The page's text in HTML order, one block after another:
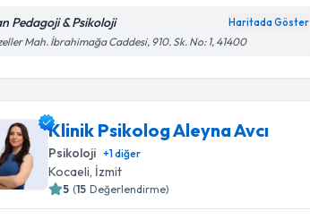
Pedagoji & Psikoloji Haritada Göster
Mah. İbrahimağa Caddesi, 910. Sk. No: 1, 41400
Klinik Psikolog Aleyna Avcı
Psikoloji +1diğer
Kocaeli , İzmit
5 (15 Değerlendirme)